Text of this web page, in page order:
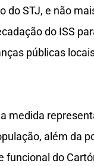
do STJ, e não
do ISS
públicas
medida
além da
funcional do